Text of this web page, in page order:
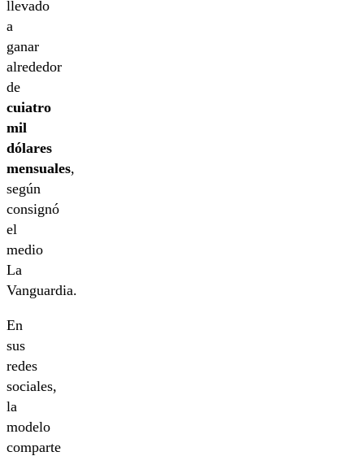
llevado
a
ganar
alrededor
de
cuiatro
mil
dólares
mensuales,
según
consignó
el
medio
La
Vanguardia.
En
sus
redes
sociales,
la
modelo
comparte